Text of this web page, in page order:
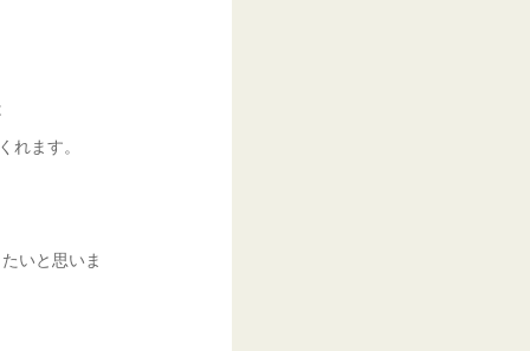
ます。
いと思いま